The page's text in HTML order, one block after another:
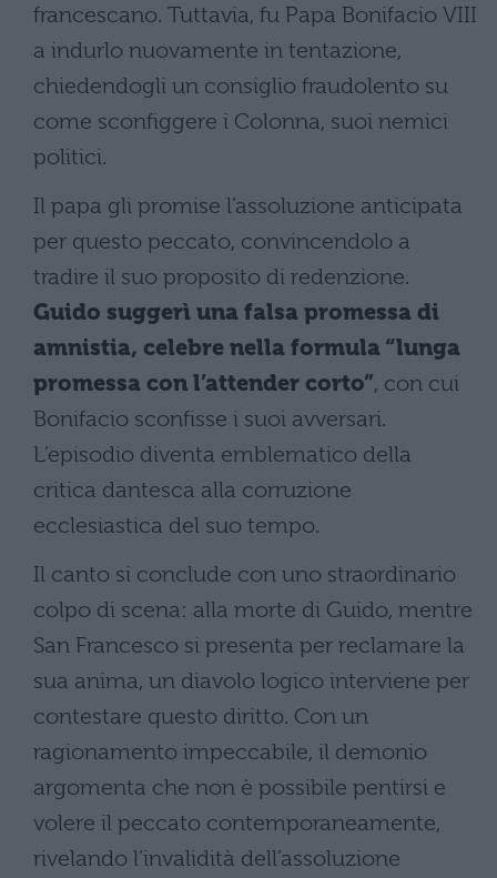
francescano. Tuttavia, fu Papa Bonifacio VIII
a indurlo nuovamente in tentazione,
chiedendogli un consiglio fraudolento su
come sconfiggere i Colonna, suoi nemici
politici.
Il papa gli promise l’assoluzione anticipata
per questo peccato, convincendolo a
tradire il suo proposito di redenzione.
Guido suggerì una falsa promessa di
amnistia, celebre nella formula “lunga
promessa con l’attender corto”, con cui
Bonifacio sconfisse i suoi avversari.
L’episodio diventa emblematico della
critica dantesca alla corruzione
ecclesiastica del suo tempo.
Il canto si conclude con uno straordinario
colpo di scena: alla morte di Guido, mentre
San Francesco si presenta per reclamare la
sua anima, un diavolo logico interviene per
contestare questo diritto. Con un
ragionamento impeccabile, il demonio
argomenta che non è possibile pentirsi e
volere il peccato contemporaneamente,
rivelando l’invalidità dell’assoluzione